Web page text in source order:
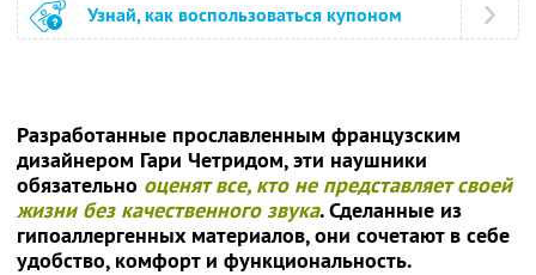
Узнай, как воспользоваться купоном
Разработанные прославленным французским
дизайнером Гари Четридом, эти наушники
обязательно оценят все, кто не представляет своей
жизни без качественного звука. Сделанные из
гипоаллергенных материалов, они сочетают в себе
удобство, комфорт и функциональность.